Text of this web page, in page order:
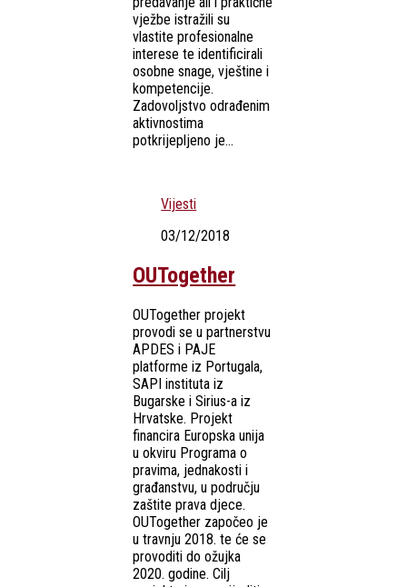
vježbe istražili su
vlastite profesionalne
interese te identificirali
osobne snage, vještine i
kompetencije.
Zadovoljstvo odrađenim
aktivnostima
potkrijepljeno je...
Vijesti
03/12/2018
OUTogether
OUTogether projekt
provodi se u partnerstvu
APDES i PAJE
platforme iz Portugala,
SAPI instituta iz
Bugarske i Sirius-a iz
Hrvatske. Projekt
financira Europska unija
u okviru Programa o
pravima, jednakosti i
građanstvu, u području
zaštite prava djece.
OUTogether započeo je
u travnju 2018. te će se
provoditi do ožujka
2020. godine. Cilj